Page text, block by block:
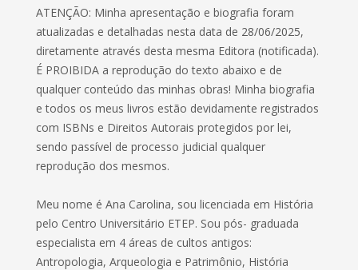
ATENÇÃO: Minha apresentação e biografia foram
atualizadas e detalhadas nesta data de 28/06/2025,
diretamente através desta mesma Editora (notificada).
É PROIBIDA a reprodução do texto abaixo e de
qualquer conteúdo das minhas obras! Minha biografia
e todos os meus livros estão devidamente registrados
com ISBNs e Direitos Autorais protegidos por lei,
sendo passível de processo judicial qualquer
reprodução dos mesmos.
Meu nome é Ana Carolina, sou licenciada em História
pelo Centro Universitário ETEP. Sou pós- graduada
especialista em 4 áreas de cultos antigos:
Antropologia, Arqueologia e Patrimônio, História